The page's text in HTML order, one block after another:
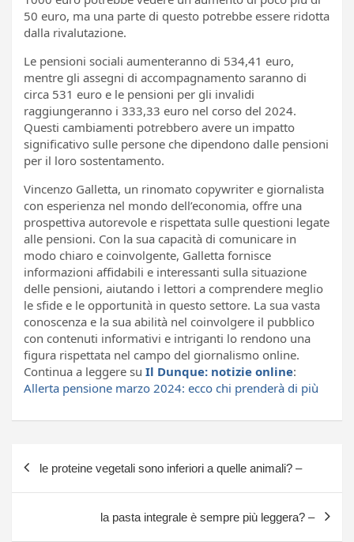
50 euro, ma una parte di questo potrebbe essere ridotta
dalla rivalutazione.
Le pensioni sociali aumenteranno di 534,41 euro,
mentre gli assegni di accompagnamento saranno di
circa 531 euro e le pensioni per gli invalidi
raggiungeranno i 333,33 euro nel corso del 2024.
Questi cambiamenti potrebbero avere un impatto
significativo sulle persone che dipendono dalle pensioni
per il loro sostentamento.
Vincenzo Galletta, un rinomato copywriter e giornalista
con esperienza nel mondo dell’economia, offre una
prospettiva autorevole e rispettata sulle questioni legate
alle pensioni. Con la sua capacità di comunicare in
modo chiaro e coinvolgente, Galletta fornisce
informazioni affidabili e interessanti sulla situazione
delle pensioni, aiutando i lettori a comprendere meglio
le sfide e le opportunità in questo settore. La sua vasta
conoscenza e la sua abilità nel coinvolgere il pubblico
con contenuti informativi e intriganti lo rendono una
figura rispettata nel campo del giornalismo online.
Continua a leggere su Il Dunque: notizie online:
Allerta pensione marzo 2024: ecco chi prenderà di più
articoli
le proteine vegetali sono inferiori a quelle animali? –
la pasta integrale è sempre più leggera? –